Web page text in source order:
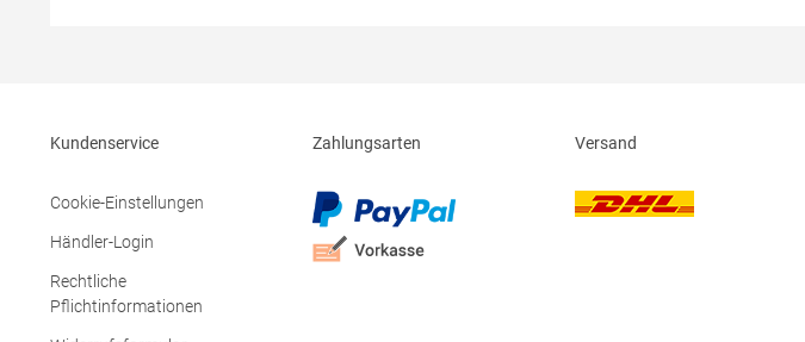
Kundenservice
Cookie-Einstellungen
Händler-Login
Rechtliche
Pflichtinformationen
Zahlungsarten Versand